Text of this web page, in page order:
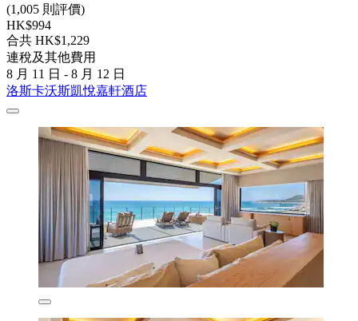
(1,005 則評價)
HK$994
合共 HK$1,229
連稅及其他費用
8 月 11 日 - 8 月 12 日
洛斯卡沃斯凱悅嘉軒酒店